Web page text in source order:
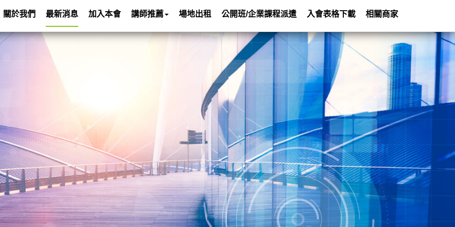
關於我們 最新消息 加入本會 講師推薦 場地出租 公開班/企業課程派遣 入會表格下載 相關商家